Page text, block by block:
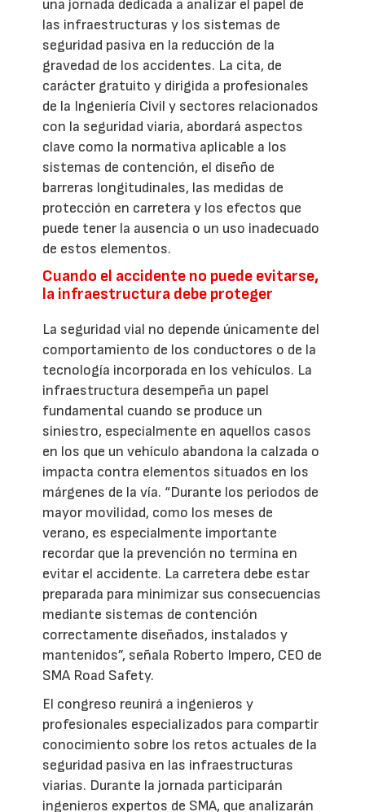
una jornada dedicada a analizar el papel de
las infraestructuras y los sistemas de
seguridad pasiva en la reducción de la
gravedad de los accidentes. La cita, de
carácter gratuito y dirigida a profesionales
de la Ingeniería Civil y sectores relacionados
con la seguridad viaria, abordará aspectos
clave como la normativa aplicable a los
sistemas de contención, el diseño de
barreras longitudinales, las medidas de
protección en carretera y los efectos que
puede tener la ausencia o un uso inadecuado
de estos elementos.
Cuando el accidente no puede evitarse,
la infraestructura debe proteger
La seguridad vial no depende únicamente del
comportamiento de los conductores o de la
tecnología incorporada en los vehículos. La
infraestructura desempeña un papel
fundamental cuando se produce un
siniestro, especialmente en aquellos casos
en los que un vehículo abandona la calzada o
impacta contra elementos situados en los
márgenes de la vía. “Durante los periodos de
mayor movilidad, como los meses de
verano, es especialmente importante
recordar que la prevención no termina en
evitar el accidente. La carretera debe estar
preparada para minimizar sus consecuencias
mediante sistemas de contención
correctamente diseñados, instalados y
mantenidos”, señala Roberto Impero, CEO de
SMA Road Safety.
El congreso reunirá a ingenieros y
profesionales especializados para compartir
conocimiento sobre los retos actuales de la
seguridad pasiva en las infraestructuras
viarias. Durante la jornada participarán
ingenieros expertos de SMA, que analizarán